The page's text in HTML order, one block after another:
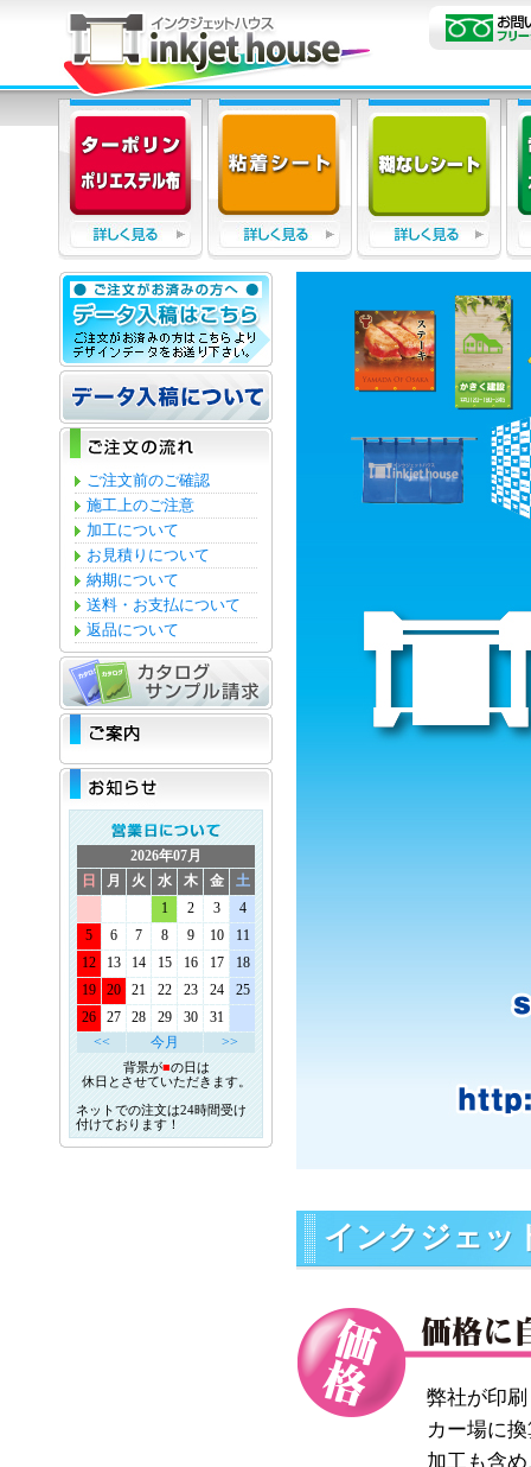
ご注文前のご確認
施工上のご注意
加工について
お見積りについて
納期について
送料・お支払について
返品について
2026年07月
日
月 火 水 木 金
土
1
2 3
4
5
6 7 8 9 10
11
12
13 14 15 16 17
18
19
20 21 22 23 24
25
26
27 28 29 30
31
<<
今月 >>
背景が■の日は
休日とさせていただきます。
ネットでの注文は24時間受け
付けております！
インクジェッ
弊社が印
カー場に
加工も含